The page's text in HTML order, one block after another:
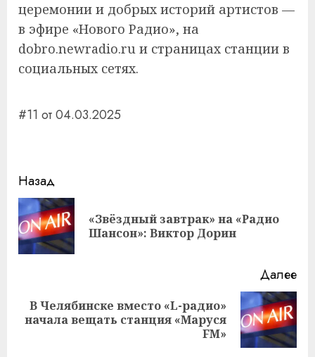
церемонии и добрых историй артистов —
в эфире «Нового Радио», на
dobro.newradio.ru и страницах станции в
социальных сетях.
#11 от 04.03.2025
Навигация
записи
Назад
«Звёздный завтрак» на «Радио
Шансон»: Виктор Дорин
Далее
Следующая
В Челябинске вместо «L-радио»
начала вещать станция «Маруся
FM»